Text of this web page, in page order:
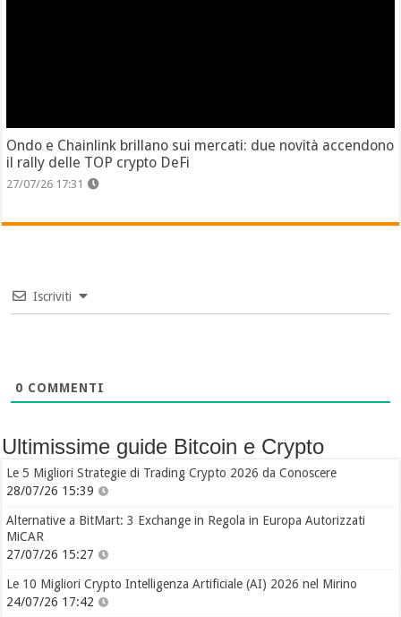
Ondo e Chainlink brillano sui mercati: due novità accendono
il rally delle TOP crypto DeFi
27/07/26 17:31
Iscriviti
0 COMMENTI
Ultimissime guide Bitcoin e Crypto
Le 5 Migliori Strategie di Trading Crypto 2026 da Conoscere
28/07/26 15:39
Alternative a BitMart: 3 Exchange in Regola in Europa Autorizzati
MiCAR
27/07/26 15:27
Le 10 Migliori Crypto Intelligenza Artificiale (AI) 2026 nel Mirino
24/07/26 17:42